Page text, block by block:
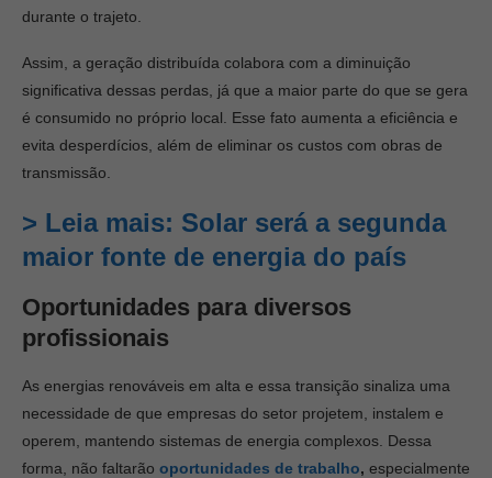
durante o trajeto.
Assim, a geração distribuída colabora com a diminuição
significativa dessas perdas, já que a maior parte do que se gera
é consumido no próprio local. Esse fato aumenta a eficiência e
evita desperdícios, além de eliminar os custos com obras de
transmissão.
> Leia mais: Solar será a segunda
maior fonte de energia do país
Oportunidades para diversos
profissionais
As energias renováveis em alta e essa transição sinaliza uma
necessidade de que empresas do setor projetem, instalem e
operem, mantendo sistemas de energia complexos. Dessa
forma, não faltarão oportunidades de trabalho, especialmente